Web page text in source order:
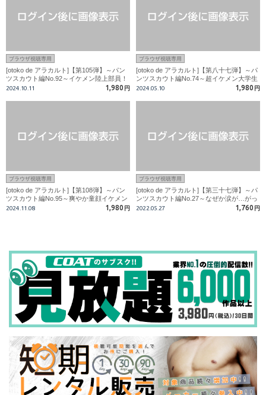
ブラウザ視聴専用
[otoko de アラカルト]【第105弾】～パン
ツスカウト編No.92～イケメン陸上部員！
部活帰り犯●れる！！
2024.10.11 1,980 円
ブラウザ視聴専用
[otoko de アラカルト]【第八十七弾】～パ
ンツスカウト編No.74～超イケメン大学生
サッカー部員!19歳の濃厚ゼリー精子ドビ
2024.05.10 1,980 円
ブラウザ視聴専用
[otoko de アラカルト]【第108弾】～パン
ツスカウト編No.95～爽やか童顔イケメン
大学生サッカー部員！大量精子ビュッ！ビ
2024.11.08 1,980 円
ブラウザ視聴専用
[otoko de アラカルト]【第三十七弾】～パ
ンツスカウト編No.27～なぜか涙が…がっ
ちりイケメン大学生が大量発射でセルフ顔
2022.05.27 1,760 円